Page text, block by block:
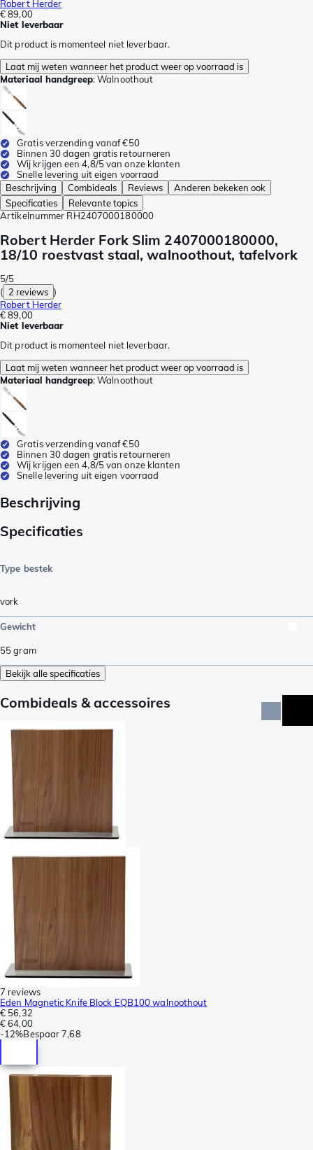
Robert Herder
€ 89,00
Niet leverbaar
Dit product is momenteel niet leverbaar.
Laat mij weten wanneer het product weer op voorraad is
Materiaal handgreep:Walnoothout
Gratis verzending vanaf €50
Binnen 30 dagen gratis retourneren
Wij krijgen een 4,8/5 van onze klanten
Snelle levering uit eigen voorraad
Beschrijving
Combideals Reviews
Anderen bekeken ook
Specificaties
Relevante topics
Artikelnummer RH2407000180000
Robert Herder Fork Slim 2407000180000,
18/10 roestvast staal, walnoothout, tafelvork
5/5
( 2 reviews )
Robert Herder
€ 89,00
Niet leverbaar
Dit product is momenteel niet leverbaar.
Laat mij weten wanneer het product weer op voorraad is
Materiaal handgreep:Walnoothout
Gratis verzending vanaf €50
Binnen 30 dagen gratis retourneren
Wij krijgen een 4,8/5 van onze klanten
Snelle levering uit eigen voorraad
Beschrijving
Specificaties
Type bestek
vork
Gewicht
55gram
Bekijk alle specificaties
Combideals & accessoires
7 reviews
Eden Magnetic Knife Block EQB100 walnoothout
€ 56,32
€ 64,00
-12%Bespaar 7,68